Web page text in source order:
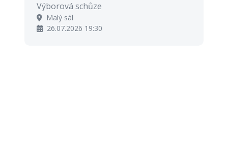
Výborová schůze
Malý sál
26.07.2026 19:30